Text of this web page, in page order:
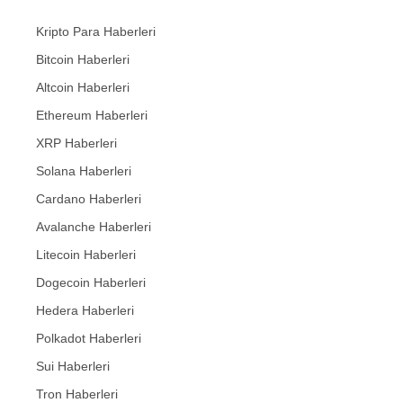
Kripto Para Haberleri
Bitcoin Haberleri
Altcoin Haberleri
Ethereum Haberleri
XRP Haberleri
Solana Haberleri
Cardano Haberleri
Avalanche Haberleri
Litecoin Haberleri
Dogecoin Haberleri
Hedera Haberleri
Polkadot Haberleri
Sui Haberleri
Tron Haberleri